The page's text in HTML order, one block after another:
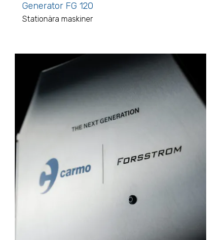
Generator FG 120
Stationära maskiner